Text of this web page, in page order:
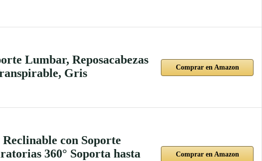
Lumbar, Reposacabezas
Gris
Comprar en Amazon
con Soporte
360° Soporta hasta
Comprar en Amazon